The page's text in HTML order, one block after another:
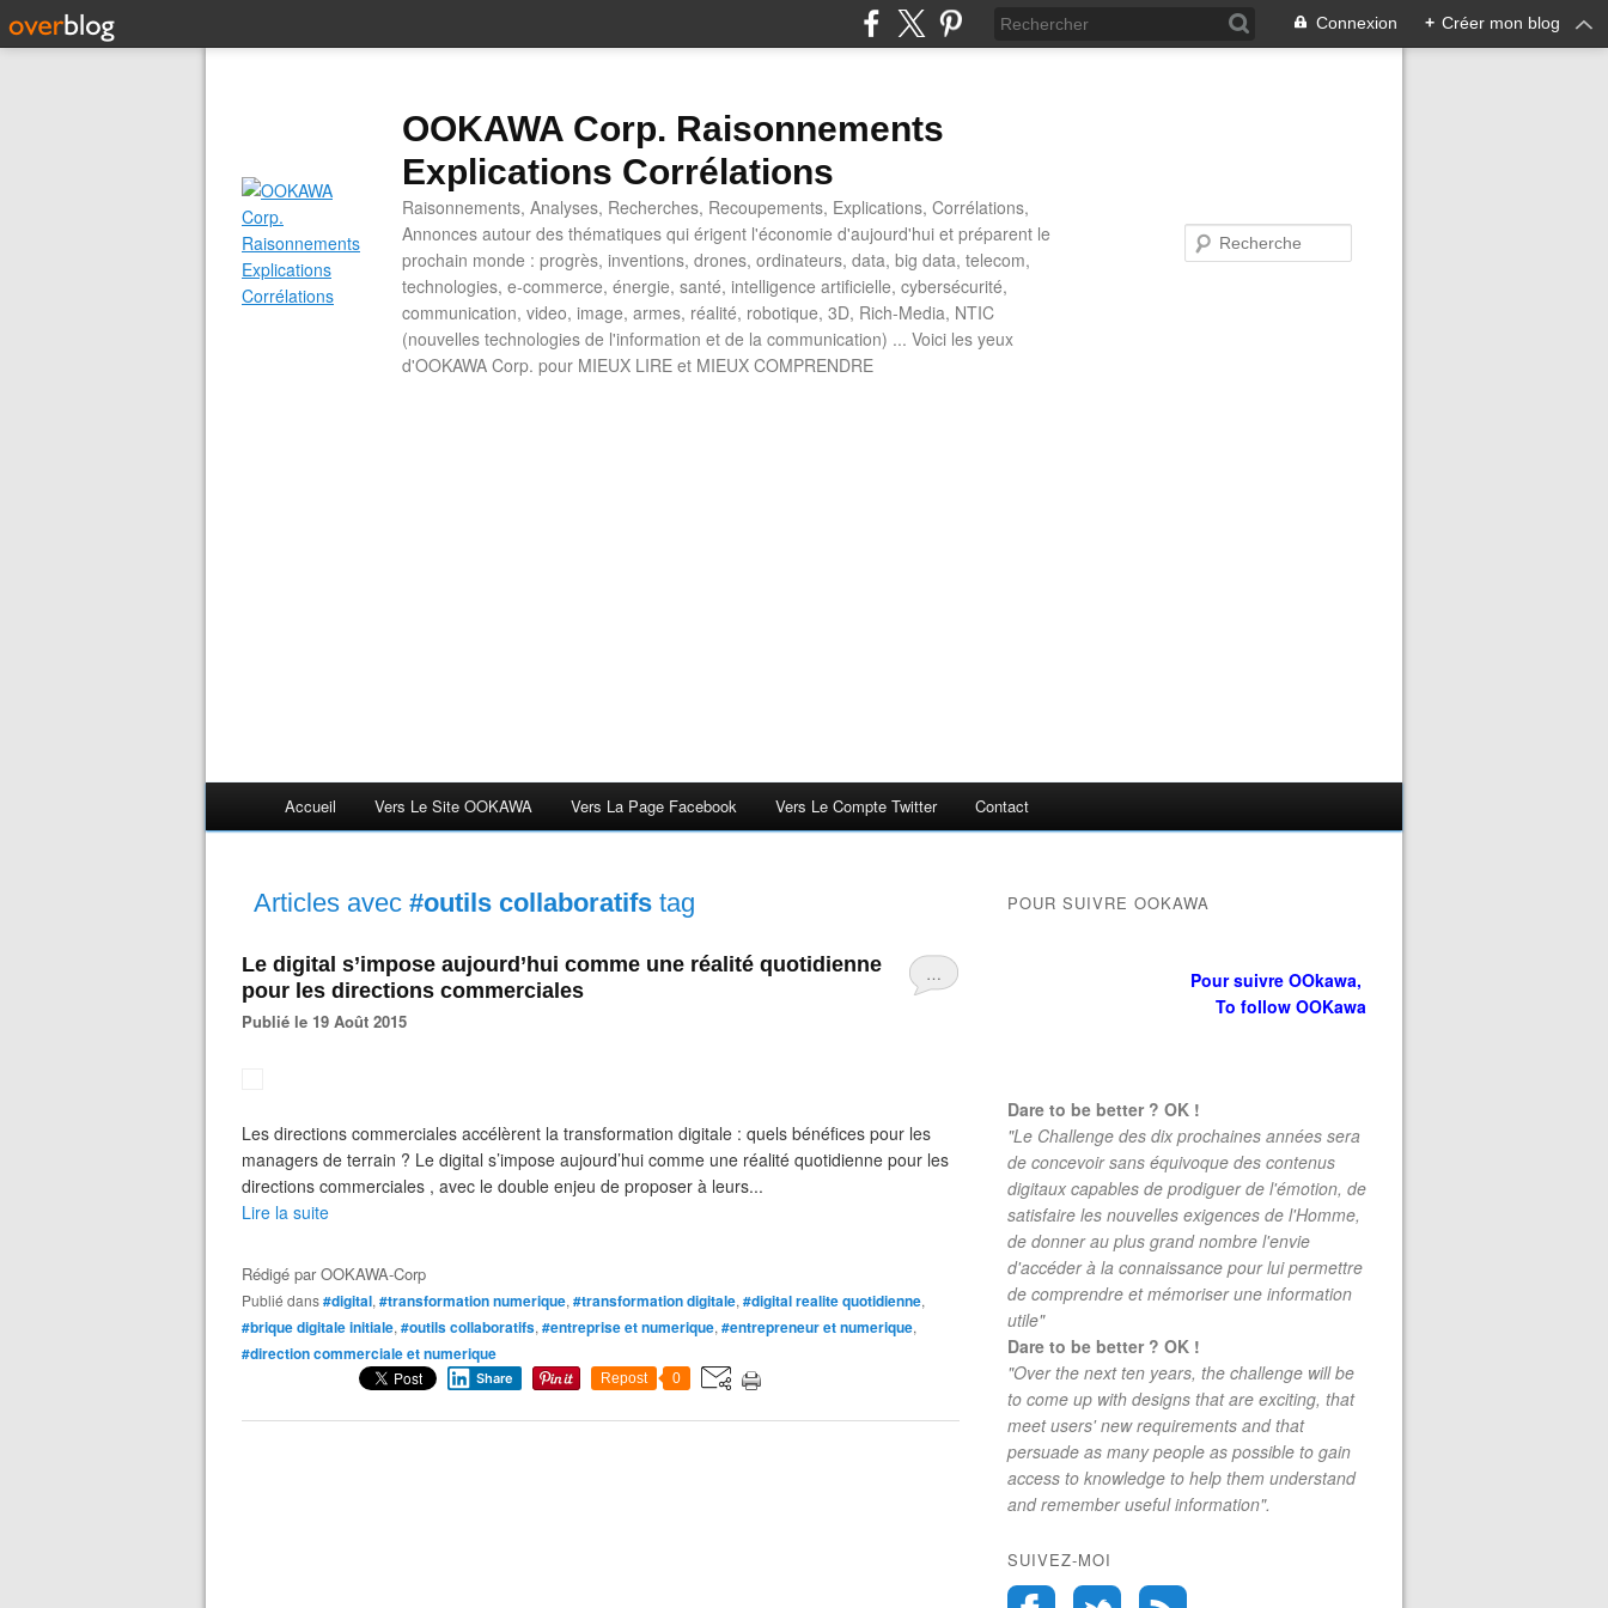
Connexion + Créer mon blog
OOKAWA Corp. Raisonnements
Explications Corrélations
Raisonnements, Analyses, Recherches, Recoupements, Explications, Corrélations,
Annonces autour des thématiques qui érigent l'économie d'aujourd'hui et préparent le
prochain monde : progrès, inventions, drones, ordinateurs, data, big data, telecom,
technologies, e-commerce, énergie, santé, intelligence artificielle, cybersécurité,
communication, video, image, armes, réalité, robotique, 3D, Rich-Media, NTIC
(nouvelles technologies de l'information et de la communication) ... Voici les yeux
d'OOKAWA Corp. pour MIEUX LIRE et MIEUX COMPRENDRE
Accueil Vers Le Site OOKAWA Vers La Page Facebook Vers Le Compte Twitter Contact
Articles avec #outils collaboratifs tag
…
Le digital s’impose aujourd’hui comme une réalité quotidienne
pour les directions commerciales
Publié le 19 Août 2015
Les directions commerciales accélèrent la transformation digitale : quels bénéfices pour les
managers de terrain ? Le digital s’impose aujourd’hui comme une réalité quotidienne pour les
directions commerciales , avec le double enjeu de proposer à leurs...
Lire la suite
Rédigé parOOKAWA-Corp
Publié dans#digital, #transformation numerique, #transformation digitale, #digital realite quotidienne,
#brique digitale initiale, #outils collaboratifs, #entreprise et numerique, #entrepreneur et numerique,
#direction commerciale et numerique
Share Repost 0
POUR SUIVRE OOKAWA
Pour suivre OOkawa,
To follow OOKawa
Dare to be better ? OK !
"Le Challenge des dix prochaines années sera
de concevoir sans équivoque des contenus
digitaux capables de prodiguer de l'émotion, de
satisfaire les nouvelles exigences de l'Homme,
de donner au plus grand nombre l'envie
d'accéder à la connaissance pour lui permettre
de comprendre et mémoriser une information
utile"
Dare to be better ? OK !
"Over the next ten years, the challenge will be
to come up with designs that are exciting, that
meet users' new requirements and that
persuade as many people as possible to gain
access to knowledge to help them understand
and remember useful information".
SUIVEZ-MOI